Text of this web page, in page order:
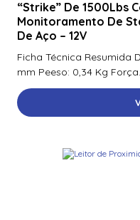
“Strike” De 1500Lbs
Monitoramento De
De Aço – 12V
Ficha Técnica Resumida
mm Peeso: 0,34 Kg